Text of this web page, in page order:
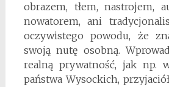
obrazem, tłem, nastrojem,
nowatorem, ani
oczywistego powodu, że
swoją nutę osobną.
realną prywatność, jak np.
państwa Wysockich,